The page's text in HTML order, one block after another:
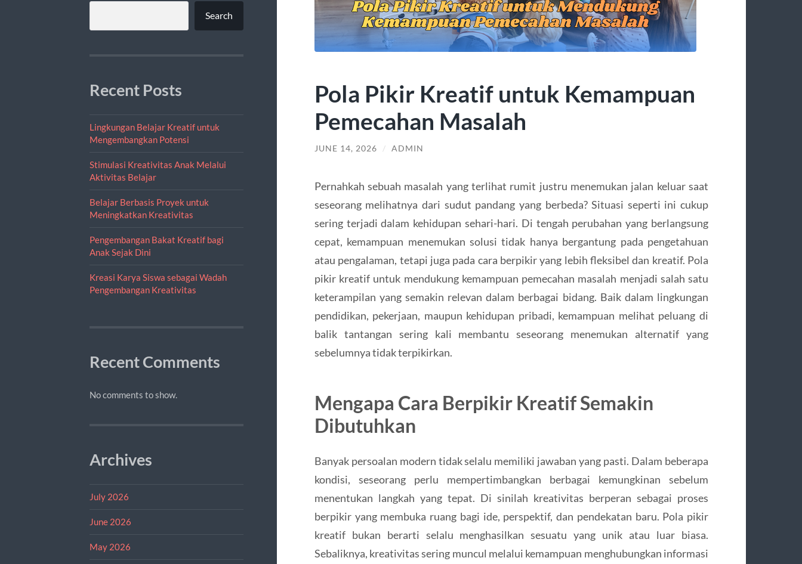
Search
Recent Posts
Lingkungan Belajar Kreatif untuk
Mengembangkan Potensi
Stimulasi Kreativitas Anak Melalui
Aktivitas Belajar
Belajar Berbasis Proyek untuk
Meningkatkan Kreativitas
Pengembangan Bakat Kreatif bagi
Anak Sejak Dini
Kreasi Karya Siswa sebagai Wadah
Pengembangan Kreativitas
Recent Comments
No comments to show.
Archives
July 2026
June 2026
May 2026
Pola Pikir Kreatif untuk Kemampuan
Pemecahan Masalah
JUNE 14, 2026 / ADMIN
Pernahkah sebuah masalah yang terlihat rumit justru menemukan jalan keluar saat
seseorang melihatnya dari sudut pandang yang berbeda? Situasi seperti ini cukup
sering terjadi dalam kehidupan sehari-hari. Di tengah perubahan yang berlangsung
cepat, kemampuan menemukan solusi tidak hanya bergantung pada pengetahuan
atau pengalaman, tetapi juga pada cara berpikir yang lebih fleksibel dan kreatif. Pola
pikir kreatif untuk mendukung kemampuan pemecahan masalah menjadi salah satu
keterampilan yang semakin relevan dalam berbagai bidang. Baik dalam lingkungan
pendidikan, pekerjaan, maupun kehidupan pribadi, kemampuan melihat peluang di
balik tantangan sering kali membantu seseorang menemukan alternatif yang
sebelumnya tidak terpikirkan.
Mengapa Cara Berpikir Kreatif Semakin
Dibutuhkan
Banyak persoalan modern tidak selalu memiliki jawaban yang pasti. Dalam beberapa
kondisi, seseorang perlu mempertimbangkan berbagai kemungkinan sebelum
menentukan langkah yang tepat. Di sinilah kreativitas berperan sebagai proses
berpikir yang membuka ruang bagi ide, perspektif, dan pendekatan baru. Pola pikir
kreatif bukan berarti selalu menghasilkan sesuatu yang unik atau luar biasa.
Sebaliknya, kreativitas sering muncul melalui kemampuan menghubungkan informasi